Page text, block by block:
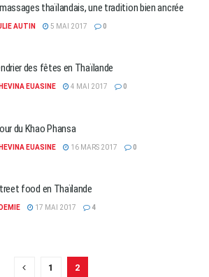
thaïlandais, une tradition bien ancrée
AUTIN 5 MAI 2017 0
des fêtes en Thaïlande
EUASINE 4 MAI 2017 0
du Khao Phansa
EUASINE 16 MARS 2017 0
food en Thaïlande
17 MAI 2017 4
1 2